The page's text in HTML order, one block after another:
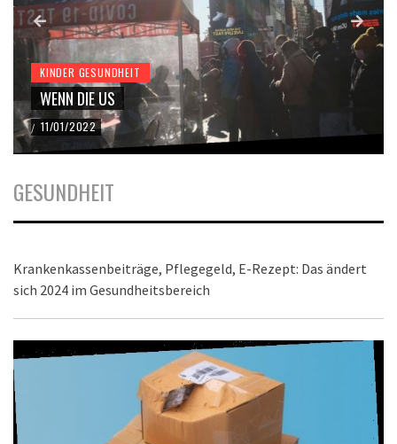
KINDER GESUNDHEIT
WENN DIE US
/ 11/01/2022
GESUNDHEIT
Krankenkassenbeiträge, Pflegegeld, E-Rezept: Das ändert
sich 2024 im Gesundheitsbereich